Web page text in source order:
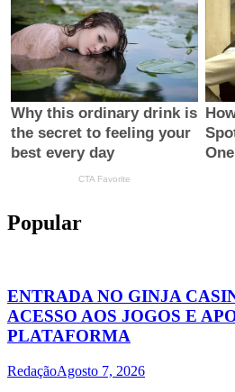
Popular
ENTRADA NO GINJA
ACESSO AOS JOGOS E
PLATAFORMA
RedaçãoAgosto 7, 2026